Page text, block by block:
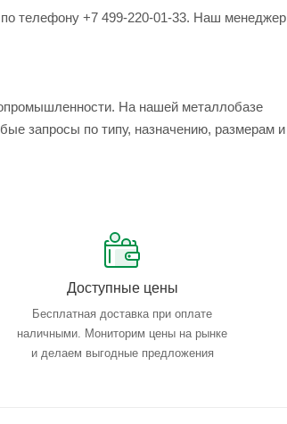
телефону +7 499-220-01-33. Наш менеджер
На нашей металлобазе
запросы по типу, назначению, размерам и
Доступные цены
Бесплатная доставка при оплате
наличными. Мониторим цены на рынке
и делаем выгодные предложения